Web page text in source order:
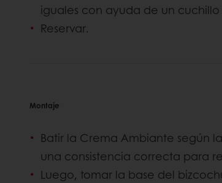
iguales con ayuda de un cuchillo
Reservar.
Montaje
Batir la Crema Ambiante según
una consistencia correcta para
Luego, tomar la base del